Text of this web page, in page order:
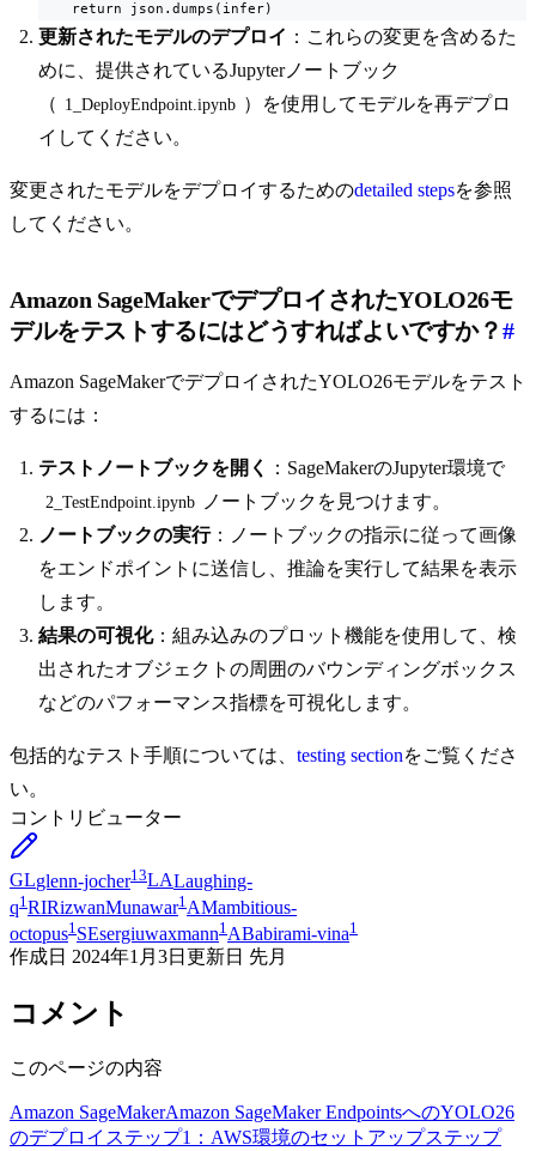
    return json.dumps(infer)
更新されたモデルのデプロイ ：これらの変更を含めるた
めに、提供されているJupyterノートブック
（ 1_DeployEndpoint.ipynb ）を使用してモデルを再デプロ
イしてください。
変更されたモデルをデプロイするためのdetailed stepsを参照
してください。
Amazon SageMakerでデプロイされたYOLO26モ
デルをテストするにはどうすればよいですか？#
Amazon SageMakerでデプロイされたYOLO26モデルをテスト
するには：
テストノートブックを開く ：SageMakerのJupyter環境で
2_TestEndpoint.ipynb ノートブックを見つけます。
ノートブックの実行：ノートブックの指示に従って画像
をエンドポイントに送信し、推論を実行して結果を表示
します。
結果の可視化：組み込みのプロット機能を使用して、検
出されたオブジェクトの周囲のバウンディングボックス
などのパフォーマンス指標を可視化します。
包括的なテスト手順については、 testing sectionをご覧くださ
い。
コントリビューター
GLglenn-jocher13LALaughing-
q1 RIRizwanMunawar1 AMambitious-
octopus1SEsergiuwaxmann1ABabirami-vina1
作成日 2024年1月3日 更新日 先月
コメント
このページの内容
Amazon SageMakerAmazon SageMaker EndpointsへのYOLO26
のデプロイ ステップ1：AWS環境のセットアップステップ